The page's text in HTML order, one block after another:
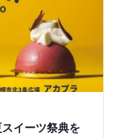
イーツ祭典を